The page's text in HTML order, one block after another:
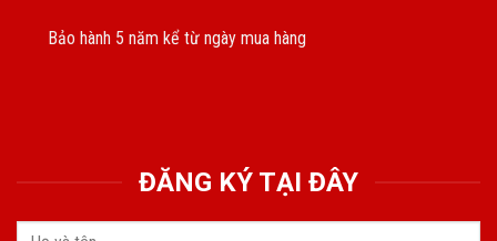
Bảo hành 5 năm kể từ ngày mua hàng
ĐĂNG KÝ TẠI ĐÂY